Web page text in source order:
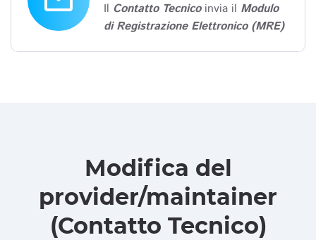
Il Contatto Tecnicoinvia il Modulo
di Registrazione Elettronico (MRE)
Modifica del
provider/maintainer
(Contatto Tecnico)